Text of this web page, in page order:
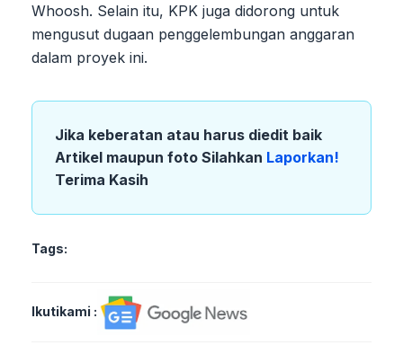
Whoosh. Selain itu, KPK juga didorong untuk
mengusut dugaan penggelembungan anggaran
dalam proyek ini.
Jika keberatan atau harus diedit baik
Artikel maupun foto Silahkan Laporkan!
Terima Kasih
Tags:
Ikutikami :